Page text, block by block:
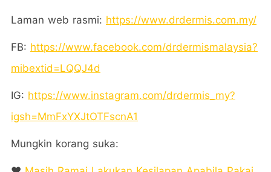
Laman web rasmi: https://www.drdermis.com.my/
FB: https://www.facebook.com/drdermismalaysia?
mibextid=LQQJ4d
IG: https://www.instagram.com/drdermis_my?
igsh=MmFxYXJtOTFscnA1
Mungkin korang suka: